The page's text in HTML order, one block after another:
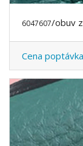
Cena poptávka